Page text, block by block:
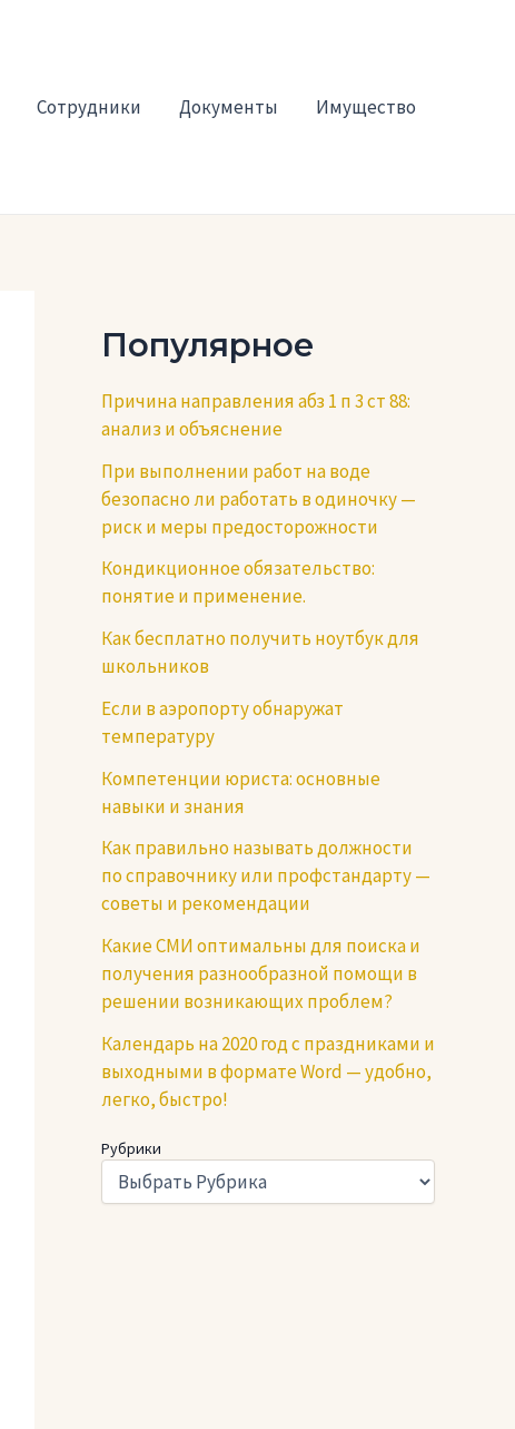
Сотрудники Документы Имущество
Популярное
Причина направления абз 1 п 3 ст 88:
анализ и объяснение
При выполнении работ на воде
безопасно ли работать в одиночку —
риск и меры предосторожности
Кондикционное обязательство:
понятие и применение.
Как бесплатно получить ноутбук для
школьников
Если в аэропорту обнаружат
температуру
Компетенции юриста: основные
навыки и знания
Как правильно называть должности
по справочнику или профстандарту —
советы и рекомендации
Какие СМИ оптимальны для поиска и
получения разнообразной помощи в
решении возникающих проблем?
Календарь на 2020 год с праздниками и
выходными в формате Word — удобно,
легко, быстро!
Рубрики